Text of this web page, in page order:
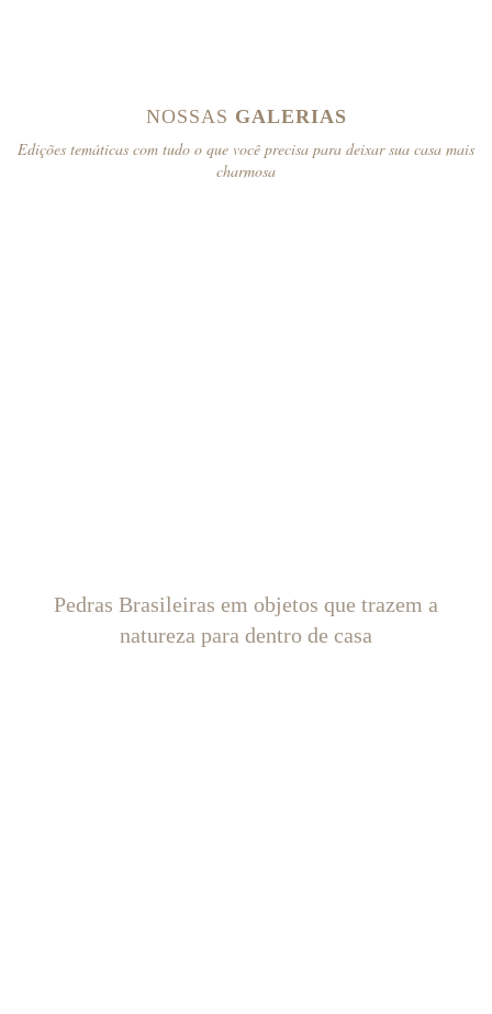
NOSSAS GALERIAS
Edições temáticas com tudo o que você precisa para deixar sua casa mais
charmosa
Pedras Brasileiras em objetos que trazem a
natureza para dentro de casa